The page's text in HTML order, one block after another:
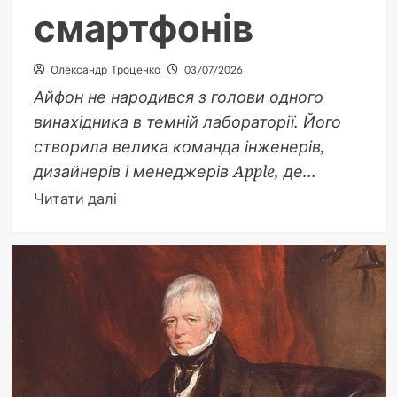
смартфонів
Олександр Троценко 03/07/2026
Айфон не народився з голови одного
винахідника в темній лабораторії. Його
створила велика команда інженерів,
дизайнерів і менеджерів Apple, де...
Читати даліДокладніше
Хто
придумав
айфон:
команда,
яка
змінила
світ